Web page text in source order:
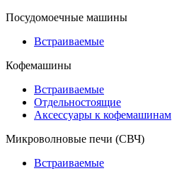
Посудомоечные машины
Встраиваемые
Кофемашины
Встраиваемые
Отдельностоящие
Аксессуары к кофемашинам
Микроволновые печи (СВЧ)
Встраиваемые